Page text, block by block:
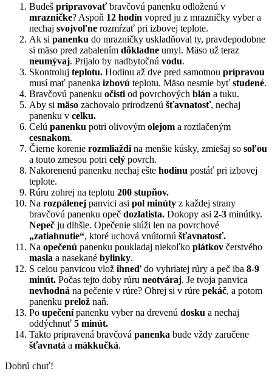
Budeš pripravovaťbravčovú panenku odloženú v
mrazničke? Aspoň 12 hodín vopred ju z mrazničky vyber a
nechaj svojvoľne rozmŕzať pri izbovej teplote.
Ak si panenku do mrazničky uskladňoval ty, pravdepodobne
si mäso pred zabalením dôkladne umyl. Mäso už teraz
neumývaj. Prijalo by nadbytočnú vodu.
Skontroluj teplotu. Hodinu až dve pred samotnou prípravou
musí mať panenka izbovú teplotu. Mäso nesmie byť studené.
Bravčovú panenku očisti od povrchových blán a tuku.
Aby si mäso zachovalo prirodzenú šťavnatosť, nechaj
panenku v celku.
Celú panenku potri olivovým olejom a roztlačeným
cesnakom.
Čierne korenie rozmliaždi na menšie kúsky, zmiešaj so soľou
a touto zmesou potri celý povrch.
Nakorenenú panenku nechaj ešte hodinu postáť pri izbovej
teplote.
Rúru zohrej na teplotu 200 stupňov.
Na rozpálenej panvici asi pol minúty z každej strany
bravčovú panenku opeč dozlatista. Dokopy asi 2-3 minútky.
Nepeč ju dlhšie. Opečenie slúži len na povrchové
„zatiahnutie“, ktoré uchová vnútornú šťavnatosť.
Na opečenú panenku poukladaj niekoľko plátkov čerstvého
masla a nasekané bylinky.
S celou panvicou vlož ihneď do vyhriatej rúry a peč iba 8-9
minút. Počas tejto doby rúru neotváraj. Je tvoja panvica
nevhodná na pečenie v rúre? Ohrej si v rúre pekáč, a potom
panenku prelož naň.
Po upečenípanenku vyber na drevenú dosku a nechaj
oddýchnuť 5 minút.
Takto pripravená bravčová panenka bude vždy zaručene
šťavnatá a mäkkučká.
Dobrú chuť!